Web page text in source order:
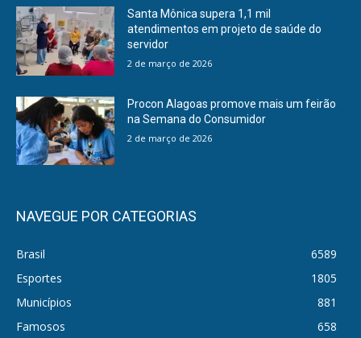
Santa Mônica supera 1,1 mil
atendimentos em projeto de saúde do
servidor
2 de março de 2026
Procon Alagoas promove mais um feirão
na Semana do Consumidor
2 de março de 2026
NAVEGUE POR CATEGORIAS
Brasil
6589
Esportes
1805
Municípios
881
Famosos
658